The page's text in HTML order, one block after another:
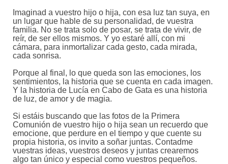
Imaginad a vuestro hijo o hija, con esa luz tan suya, en
un lugar que hable de su personalidad, de vuestra
familia. No se trata solo de posar, se trata de vivir, de
reír, de ser ellos mismos. Y yo estaré allí, con mi
cámara, para inmortalizar cada gesto, cada mirada,
cada sonrisa.
Porque al final, lo que queda son las emociones, los
sentimientos, la historia que se cuenta en cada imagen.
Y la historia de Lucía en Cabo de Gata es una historia
de luz, de amor y de magia.
Si estáis buscando que las fotos de la Primera
Comunión de vuestro hijo o hija sean un recuerdo que
emocione, que perdure en el tiempo y que cuente su
propia historia, os invito a soñar juntas. Contadme
vuestras ideas, vuestros deseos y juntas crearemos
algo tan único y especial como vuestros pequeños.